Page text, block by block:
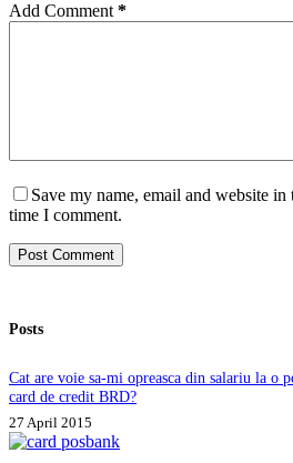
Add Comment *
Save my name, email and website
time I comment.
Post Comment
Posts
Cat are voie sa-mi opreasca din salariu la o
card de credit BRD?
27 April 2015